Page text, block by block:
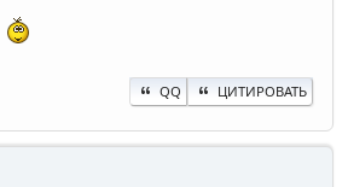
QQ ЦИТИРОВАТЬ